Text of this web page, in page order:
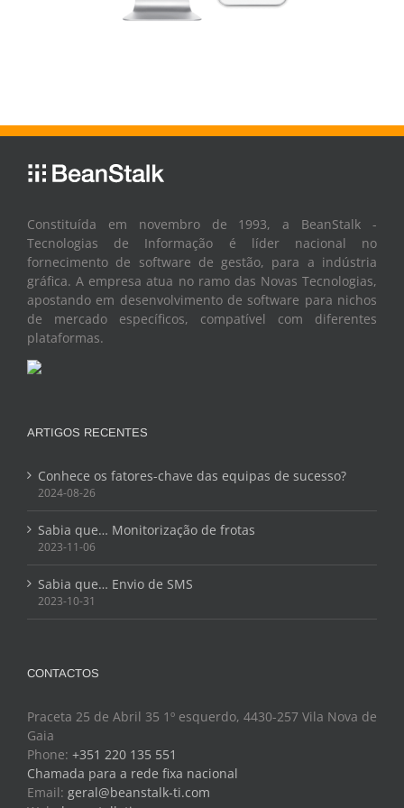
Constituída em novembro de 1993, a BeanStalk -
Tecnologias de Informação é líder nacional no
fornecimento de software de gestão, para a indústria
gráfica. A empresa atua no ramo das Novas Tecnologias,
apostando em desenvolvimento de software para nichos
de mercado específicos, compatível com diferentes
plataformas.
ARTIGOS RECENTES
Conhece os fatores-chave das equipas de sucesso?
2024-08-26
Sabia que… Monitorização de frotas
2023-11-06
Sabia que… Envio de SMS
2023-10-31
CONTACTOS
Praceta 25 de Abril 35 1º esquerdo, 4430-257 Vila Nova de
Gaia
Phone: +351 220 135 551
Chamada para a rede fixa nacional
Email: geral@beanstalk-ti.com